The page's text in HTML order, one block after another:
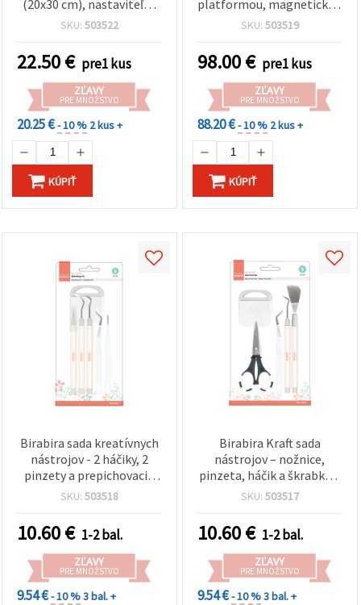
(20x30 cm), nastaviteľný
jas - 3 úrovne
SKU: 503522
22.50€ pre1 kus
ZĽAVY
PRE MNOŽSTVO
20.25 €- 10 % 2 kus +
KÚPIŤ
platformou, magnetickou
podložkou a 2 doskami
SKU: 503519
98.00€ pre1 kus
ZĽAVY
PRE MNOŽSTVO
88.20 €- 10 % 2 kus +
KÚPIŤ
Birabira sada kreatívnych
nástrojov - 2 háčiky, 2
pinzety a prepichovacia
ihla - 5 ks
SKU: 503518
10.60€ 1-2 bal.
ZĽAVY
PRE MNOŽSTVO
9.54 €- 10 %3 bal. +
Birabira Kraft sada
nástrojov – nožnice,
pinzeta, háčik a škrabka –
4 ks
SKU: 503517
10.60€ 1-2 bal.
ZĽAVY
PRE MNOŽSTVO
9.54 €- 10 %3 bal. +